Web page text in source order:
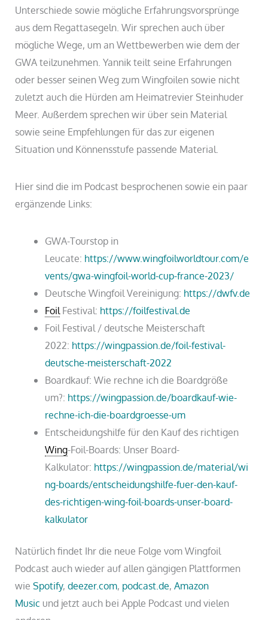
Unterschiede sowie mögliche Erfahrungsvorsprünge
aus dem Regattasegeln. Wir sprechen auch über
mögliche Wege, um an Wettbewerben wie dem der
GWA teilzunehmen. Yannik teilt seine Erfahrungen
oder besser seinen Weg zum Wingfoilen sowie nicht
zuletzt auch die Hürden am Heimatrevier Steinhuder
Meer. Außerdem sprechen wir über sein Material
sowie seine Empfehlungen für das zur eigenen
Situation und Könnensstufe passende Material.
Hier sind die im Podcast besprochenen sowie ein paar
ergänzende Links:
GWA-Tourstop in
Leucate: https://www.wingfoilworldtour.com/e
vents/gwa-wingfoil-world-cup-france-2023/
Deutsche Wingfoil Vereinigung: https://dwfv.de
Foil Festival: https://foilfestival.de
Foil Festival / deutsche Meisterschaft
2022: https://wingpassion.de/foil-festival-
deutsche-meisterschaft-2022
Boardkauf: Wie rechne ich die Boardgröße
um?: https://wingpassion.de/boardkauf-wie-
rechne-ich-die-boardgroesse-um
Entscheidungshilfe für den Kauf des richtigen
Wing-Foil-Boards: Unser Board-
Kalkulator: https://wingpassion.de/material/wi
ng-boards/entscheidungshilfe-fuer-den-kauf-
des-richtigen-wing-foil-boards-unser-board-
kalkulator
Natürlich findet Ihr die neue Folge vom Wingfoil
Podcast auch wieder auf allen gängigen Plattformen
wieSpotify,deezer.com, podcast.de,Amazon
Music und jetzt auch bei Apple Podcast und vielen